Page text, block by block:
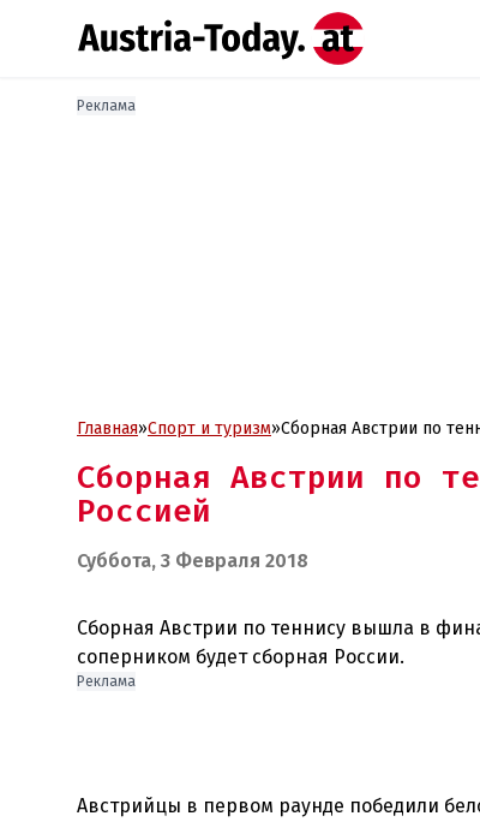
Реклама
Главная»Спорт и туризм»Сборная Австрии по
Сборная Австрии по
Россией
Суббота, 3 Февраля 2018
Сборная Австрии по теннису вышла в
Реклама
Австрийцы в первом раунде победили